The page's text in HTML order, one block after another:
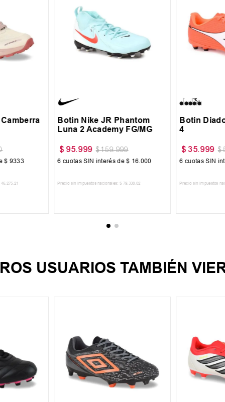
$ 9333
46.275 ,21
Botin Nike JR Phantom
Luna 2 Academy FG/MG
$ 95.999 $ 159.999
6 cuotas SIN interés de$ 16 000
Precio sin impuestos nacionales: $ 79.338 ,02
44
Botin
4
$ 35.999 $
6 cuotas SIN
Precio sin impuestos
USUARIOS TAMBIÉN